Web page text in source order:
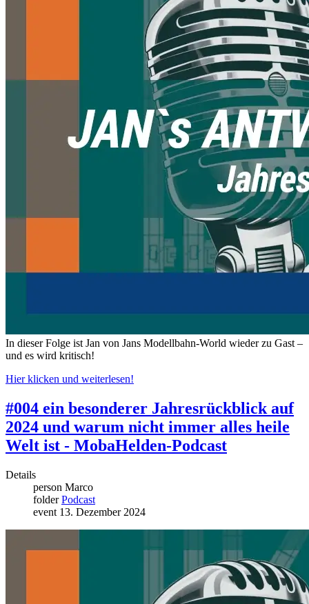
In dieser Folge ist Jan von Jans Modellbahn-World wieder zu Gast –
und es wird kritisch!
Hier klicken und weiterlesen!
#004 ein besonderer Jahresrückblick auf
2024 und warum nicht immer alles heile
Welt ist - MobaHelden-Podcast
Details
person Marco
folder Podcast
event 13. Dezember 2024